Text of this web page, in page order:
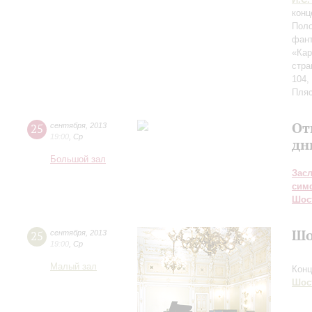
25 сентября 2013
19:00 Ср
Большой зал
25 сентября 2013
19:00 Ср
Малый зал